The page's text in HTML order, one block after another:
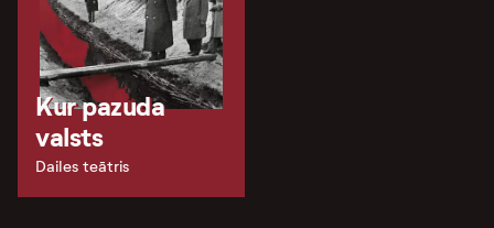
Kur pazuda
valsts
Dailes teātris